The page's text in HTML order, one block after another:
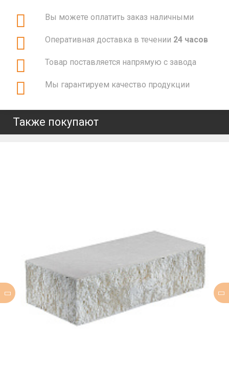
Вы можете оплатить заказ наличными
Оперативная доставка в течении 24 часов
Товар поставляется напрямую с завода
Мы гарантируем качество продукции
Также покупают